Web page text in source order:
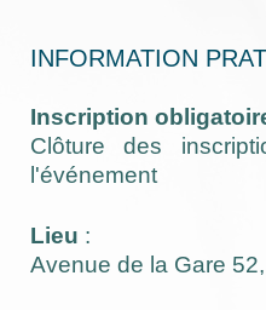
INFORMATION
Inscription
Clôture des
l'événement
Lieu :
Avenue de la Gare